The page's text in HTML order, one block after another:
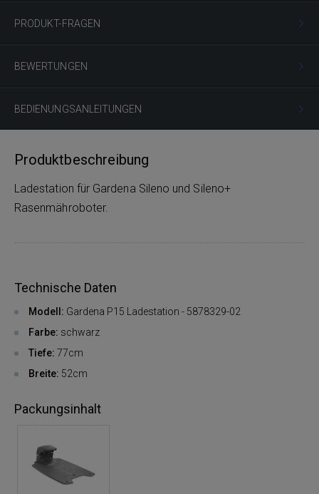
PRODUKT-FRAGEN
BEWERTUNGEN
BEDIENUNGSANLEITUNGEN
Produktbeschreibung
Ladestation für Gardena Sileno und Sileno+
Rasenmähroboter.
Technische Daten
Modell: Gardena P15 Ladestation - 5878329-02
Farbe: schwarz
Tiefe: 77cm
Brei­te: 52cm
Packungsinhalt